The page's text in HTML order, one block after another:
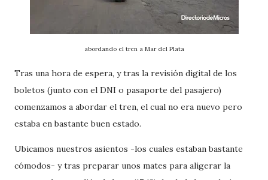
abordando el tren a Mar del Plata
Tras una hora de espera, y tras la revisión digital de los
boletos (junto con el DNI o pasaporte del pasajero)
comenzamos a abordar el tren, el cual no era nuevo pero
estaba en bastante buen estado.
Ubicamos nuestros asientos -los cuales estaban bastante
cómodos- y tras preparar unos mates para aligerar la